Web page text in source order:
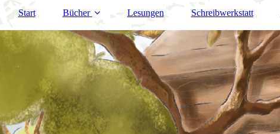
Start Bücher Lesungen Schreibwerkstatt